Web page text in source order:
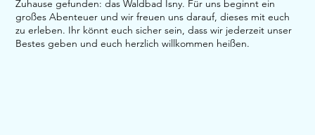
Zuhause gefunden: das Waldbad Isny. Für uns beginnt ein
großes Abenteuer und wir freuen uns darauf, dieses mit euch
zu erleben. Ihr könnt euch sicher sein, dass wir jederzeit unser
Bestes geben und euch herzlich willkommen heißen.